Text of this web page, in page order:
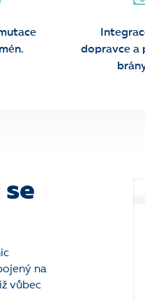
dopravce a
na
vůbec